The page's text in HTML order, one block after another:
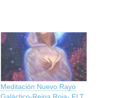
Meditación Nuevo Rayo